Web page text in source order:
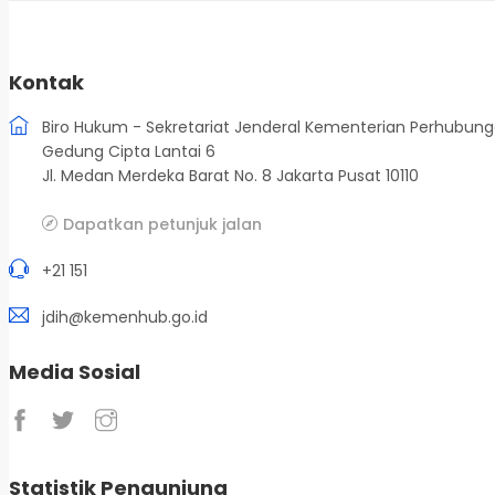
Kontak
Biro Hukum - Sekretariat Jenderal Kementerian
Gedung Cipta Lantai 6
Jl. Medan Merdeka Barat No. 8 Jakarta Pusat 10110
Dapatkan petunjuk jalan
+21 151
jdih@kemenhub.go.id
Media Sosial
Statistik Pengunjung